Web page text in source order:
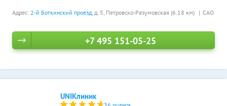
Адрес: 2-й Боткинский проезд, д. 5, Петровско-Разумовская (6.18 км) САО
+7 495 151-05-25
UNIКлиник